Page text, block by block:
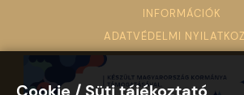
INFORMÁCIÓK
ADATVÉDELMI